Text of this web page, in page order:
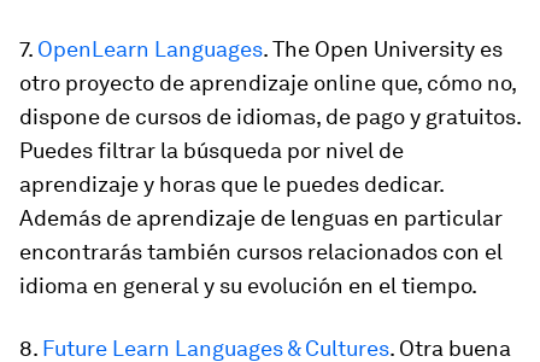
7. OpenLearn Languages. The Open University es
otro proyecto de aprendizaje online que, cómo no,
dispone de cursos de idiomas, de pago y gratuitos.
Puedesfiltrar la búsqueda por nivel de
aprendizaje y horas que le puedes dedicar.
Además de aprendizaje de lenguas en particular
encontrarás también cursos relacionados con el
idioma en general y su evolución en el tiempo.
8. Future Learn Languages & Cultures. Otra buena